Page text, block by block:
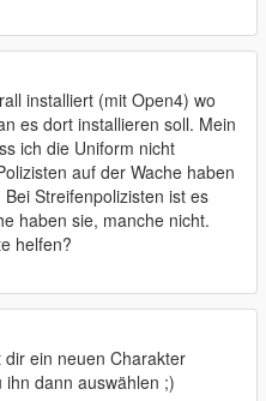
installiert (mit Open4) wo
es dort installieren soll. Mein
ich die Uniform nicht
auf der Wache haben
Streifenpolizisten ist es
haben sie, manche nicht.
helfen?
dir ein neuen Charakter
dann auswählen ;)